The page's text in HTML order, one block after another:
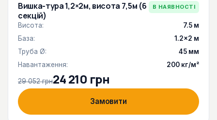
Вишка-тура 1,2×2м, висота 7,5м (6
секцій)
В НАЯВНОСТІ
Висота:
7.5 м
База:
1.2×2 м
Труба Ø:
45 мм
Навантаження:
200 кг/м²
29 052 грн24 210 грн
Замовити